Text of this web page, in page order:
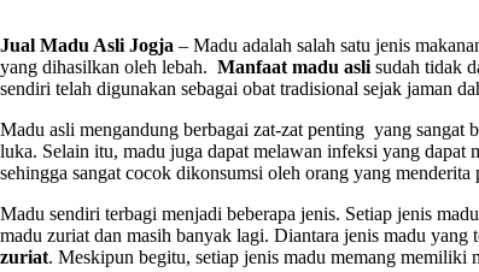
Jual Madu Asli Jogja – Madu adalah salah satu jenis
yang dihasilkan oleh lebah. Manfaat madu asli sudah tidak
sendiri telah digunakan sebagai obat tradisional sejak jaman
Madu asli mengandung berbagai zat-zat penting yang sangat
luka. Selain itu, madu juga dapat melawan infeksi yang dapat
sehingga sangat cocok dikonsumsi oleh orang yang menderita
Madu sendiri terbagi menjadi beberapa jenis. Setiap jenis
madu zuriat dan masih banyak lagi. Diantara jenis madu yang
zuriat. Meskipun begitu, setiap jenis madu memang memiliki